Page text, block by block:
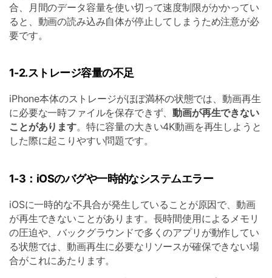
合、月間のデータ容量を使い切って速度制限がかかってい
ると、動画の読み込み自体が停止してしまうため注意が必
要です。
1-2.ストレージ容量の不足
iPhone本体のストレージがほぼ満杯の状態では、動画再生
に必要な一時ファイルを保存できず、動画が再生できない
ことがあります。特に容量の大きい4K動画を再生しようと
した際に起こりやすい問題です。
1-3：iOSのバグや一時的なシステムエラー
iOSに一時的な不具合が発生していることが原因で、動画
が再生できないことがあります。長時間使用によるメモリ
の圧迫や、バックグラウンドで多くのアプリが動作してい
る状態では、動画再生に必要なリソースが確保できない場
合がこれにあたります。